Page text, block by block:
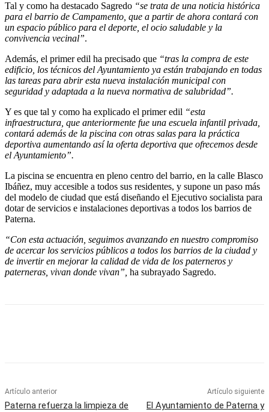
Tal y como ha destacado Sagredo “se trata de una noticia histórica
para el barrio de Campamento, que a partir de ahora contará con
un espacio público para el deporte, el ocio saludable y la
convivencia vecinal”.
Además, el primer edil ha precisado que “tras la compra de este
edificio, los técnicos del Ayuntamiento ya están trabajando en todas
las tareas para abrir esta nueva instalación municipal con
seguridad y adaptada a la nueva normativa de salubridad”.
Y es que tal y como ha explicado el primer edil “esta
infraestructura, que anteriormente fue una escuela infantil privada,
contará además de la piscina con otras salas para la práctica
deportiva aumentando así la oferta deportiva que ofrecemos desde
el Ayuntamiento”.
La piscina se encuentra en pleno centro del barrio, en la calle Blasco
Ibáñez, muy accesible a todos sus residentes, y supone un paso más
del modelo de ciudad que está diseñando el Ejecutivo socialista para
dotar de servicios e instalaciones deportivas a todos los barrios de
Paterna.
“Con esta actuación, seguimos avanzando en nuestro compromiso
de acercar los servicios públicos a todos los barrios de la ciudad y
de invertir en mejorar la calidad de vida de los paterneros y
paterneras, vivan donde vivan”, ha subrayado Sagredo.
Artículo anterior
Paterna refuerza la limpieza de
Artículo siguiente
El Ayuntamiento de Paterna y